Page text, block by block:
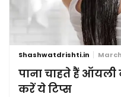
Shashwatdrishti.in
पाना चाहते हैं ऑयली
करें ये टिप्स